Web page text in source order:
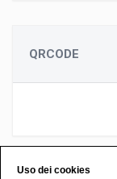
QRCODE
Uso dei cookies